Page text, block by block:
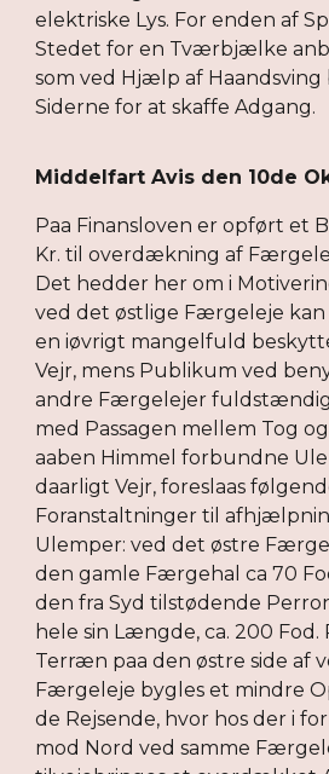
elektriske Lys. For enden af
Stedet for en Tværbjælke
som ved Hjælp af
Siderne for at skaffe Adgang.
Middelfart Avis den 10de
Paa Finansloven er opført et
Kr. til overdækning af
Det hedder her om i
ved det østlige Færgeleje kan
en iøvrigt mangelfuld
Vejr, mens Publikum ved
andre Færgelejer
med Passagen mellem Tog
aaben Himmel forbundne
daarligt Vejr, foreslaas
Foranstaltninger til
Ulemper: ved det østre
den gamle Færgehal ca 70
den fra Syd tilstødende
hele sin Længde, ca. 200 Fod.
Terræn paa den østre side af
Færgeleje bygles et mindre
de Rejsende, hvor hos der i
mod Nord ved samme